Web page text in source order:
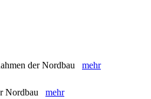
der Nordbau mehr
Nordbau mehr